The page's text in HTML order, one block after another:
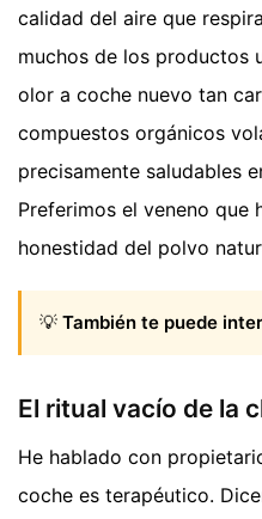
calidad del aire que
muchos de los productos
olor a coche nuevo tan
compuestos orgánicos
precisamente saludables
Preferimos el veneno que
honestidad del polvo
💡 También te puede
El ritual vacío de la
He hablado con
coche es terapéutico.